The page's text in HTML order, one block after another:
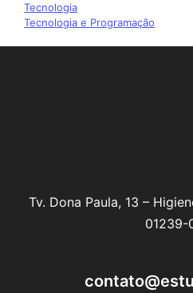
Tecnologia
Tecnologia e Programação
Tv. Dona Paula, 13 –
01239-